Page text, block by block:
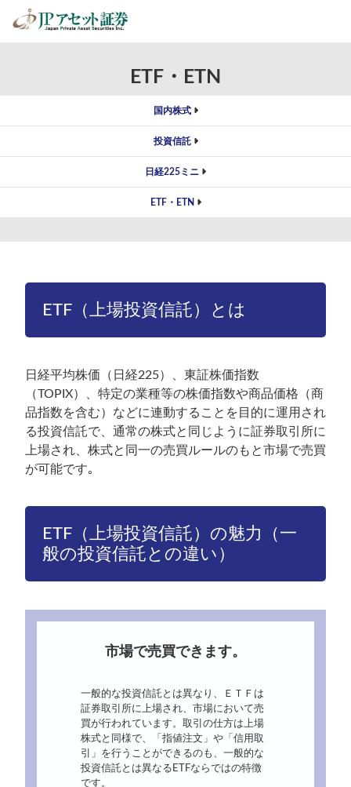
JPアセット証券>取扱商品
ETF・ETN
国内株式
投資信託
日経225ミニ
ETF・ETN
ETF（上場投資信託）とは
日経平均株価（日経225）、東証株価指数
（TOPIX）、特定の業種等の株価指数や商品価格（商
品指数を含む）などに連動することを目的に運用され
る投資信託で、通常の株式と同じように証券取引所に
上場され、株式と同一の売買ルールのもと市場で売買
が可能です｡
ETF（上場投資信託）の魅力（一
般の投資信託との違い）
市場で売買できます。
一般的な投資信託とは異なり、ＥＴＦは
証券取引所に上場され、市場において売
買が行われています。取引の仕方は上場
株式と同様で、「指値注文」や「信用取
引」を行うことができるのも、一般的な
投資信託とは異なるETFならではの特徴
です。